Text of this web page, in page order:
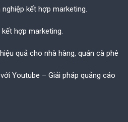
kết hợp marketing.
hợp marketing.
quả cho nhà hàng, quán cà phê
Youtube – Giải pháp quảng cáo